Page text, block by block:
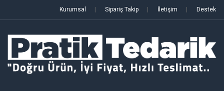
Kurumsal Sipariş Takip İletişim Destek